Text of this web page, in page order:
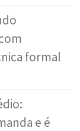
formal
e é